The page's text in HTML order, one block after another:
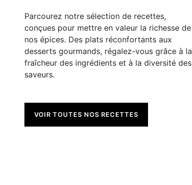
Parcourez notre sélection de recettes,
conçues pour mettre en valeur la richesse de
nos épices. Des plats réconfortants aux
desserts gourmands, régalez-vous grâce à la
fraîcheur des ingrédients et à la diversité des
saveurs.
VOIR TOUTES NOS RECETTES